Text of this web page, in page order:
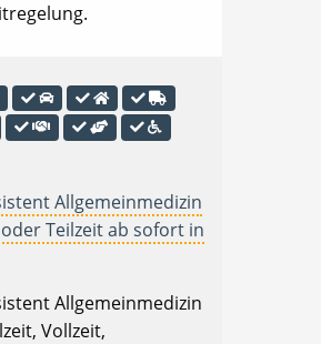
Allgemeinmedizin
Teilzeit ab sofort in
Allgemeinmedizin
Vollzeit,